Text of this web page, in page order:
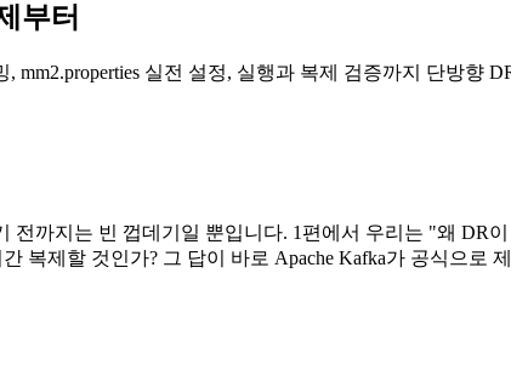
부터
mm2.properties 실전 설정, 실행과 복제 검증까지 단방향
까지는 빈 껍데기일 뿐입니다. 1편에서 우리는 "왜 DR
복제할 것인가? 그 답이 바로 Apache Kafka가 공식으로